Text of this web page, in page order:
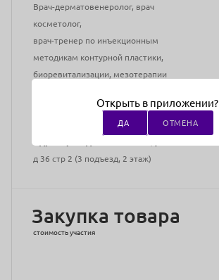
Врач-дерматовенеролог, врач
косметолог,
врач-тренер по инъекционным
методикам контурной пластики,
биоревитализации, мезотерапии
международных и российских
д 36 стр 2 (3 подъезд, 2 этаж)
Закупка товара
стоимость участия
Открыть в приложении?
ДА ОТМЕНА